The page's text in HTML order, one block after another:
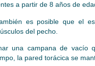
a partir de 8 años de
es posible que el
del pecho.
una campana de vacío
la pared torácica se